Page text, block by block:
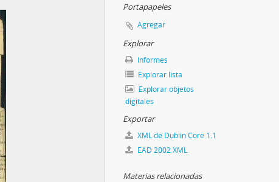
Portapapeles
Agregar
Explorar
Informes
Explorar lista
Explorar objetos
digitales
Exportar
XML de Dublin Core 1.1
EAD 2002 XML
Materias relacionadas